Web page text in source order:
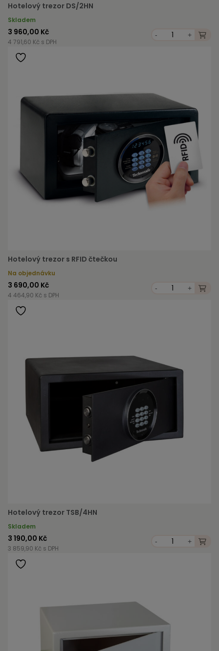
Hotelový trezor DS/2HN
Skladem
3 960,00 Kč
4 791,60 Kč s DPH
- +
Hotelový trezor s RFID čtečkou
Na objednávku
3 690,00 Kč
4 464,90 Kč s DPH
- +
Hotelový trezor TSB/4HN
Skladem
3 190,00 Kč
3 859,90 Kč s DPH
- +